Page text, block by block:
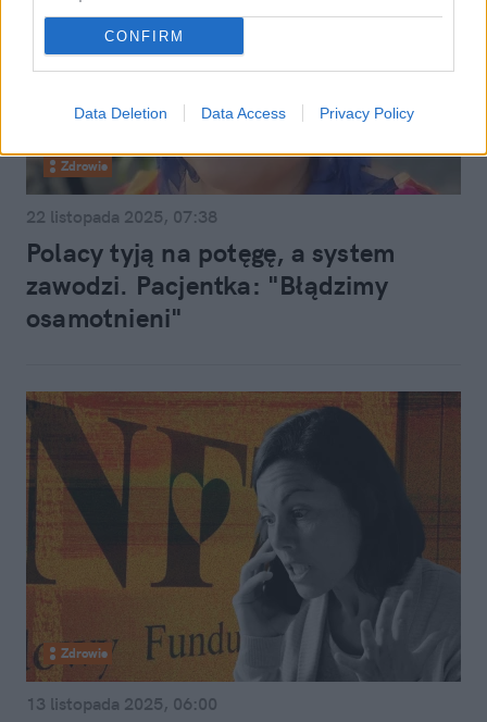
CONFIRM
Data Deletion Data Access Privacy Policy
Zdrowie
22 listopada 2025, 07:38
Polacy tyją na potęgę, a system
zawodzi. Pacjentka: "Błądzimy
osamotnieni"
Zdrowie
13 listopada 2025, 06:00